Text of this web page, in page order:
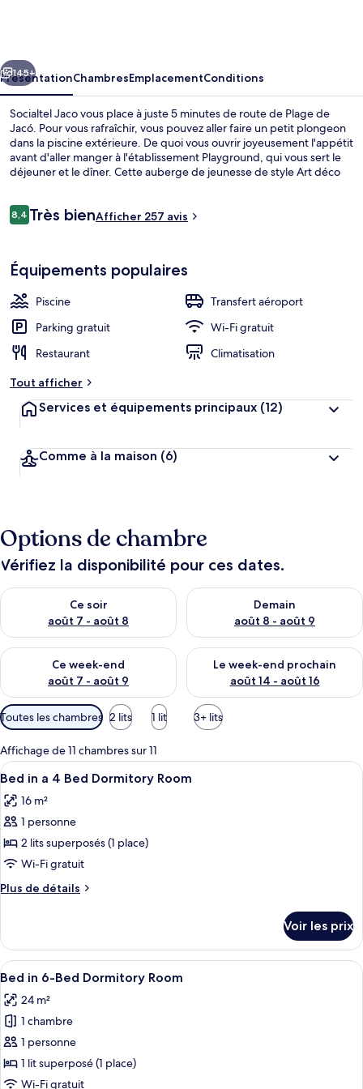
Suivant
145+
PrésentationChambresEmplacementConditions
Socialtel Jaco vous place à juste 5 minutes de route de Plage de
Jacó. Pour vous rafraîchir, vous pouvez aller faire un petit plongeon
dans la piscine extérieure. De quoi vous ouvrir joyeusement l'appétit
avant d'aller manger à l'établissement Playground, qui vous sert le
déjeuner et le dîner. Cette auberge de jeunesse de style Art déco
Avis
voyageurs
8,48,4 sur 10
Très bienAfficher 257 avis
Équipements populaires
Piscine
Transfert aéroport
Parking gratuit
Wi-Fi gratuit
Restaurant
Climatisation
Tout afficher
Services et équipements principaux (12)
Comme à la maison (6)
Options de chambre
Vérifiez la disponibilité pour ces dates.
Ce soir
août 7 - août 8
Vérifier la disponibilité pour ce soir août 7 - août 8
Demain
août 8 - août 9
Vérifier la disponibilité pour
Ce week-end
août 7 - août 9
Vérifier la disponibilité pour ce week-end août 7 - août 9
Le week-end prochain
août 14 - août 16
Vérifier la disponibilité pour
Filtres
disponibles
pour
les
chambres
Toutes les chambres 2 lits 1 lit 3+ lits
Affichage de 11 chambres sur 11
Afficher
toutes
les
photos
pour
ce
type
de
Bed
in
a
4
Bed
Dormitory
Room
1
Bed in a 4 Bed Dormitory Room
16 m²
1 personne
2 lits superposés (1 place)
Wi-Fi gratuit
Plus de détails
Plus
le
type
de
Bed
in
4
Bed
Dormitory
Voir les prix
Afficher
toutes
les
photos
pour
ce
type
1
Bed in 6-Bed Dormitory Room
24 m²
1 chambre
1 personne
1 lit superposé (1 place)
Wi-Fi gratuit